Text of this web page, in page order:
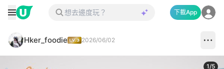
下載App
Hker_foodie 2026/06/02
1/5